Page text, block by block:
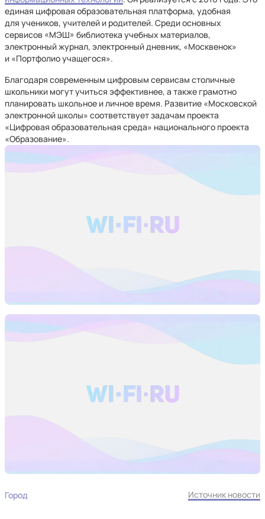
единая цифровая образовательная платформа, удобная
для учеников, учителей и родителей. Среди основных
сервисов «МЭШ» библиотека учебных материалов,
электронный журнал, электронный дневник, «Москвенок»
и «Портфолио учащегося».
Благодаря современным цифровым сервисам столичные
школьники могут учиться эффективнее, а также грамотно
планировать школьное и личное время. Развитие «Московской
электронной школы» соответствует задачам проекта
«Цифровая образовательная среда» национального проекта
«Образование».
Город Источник новости